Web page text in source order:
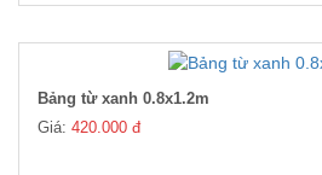
Bảng từ xanh 0.8x1.2m
Giá: 420.000 đ